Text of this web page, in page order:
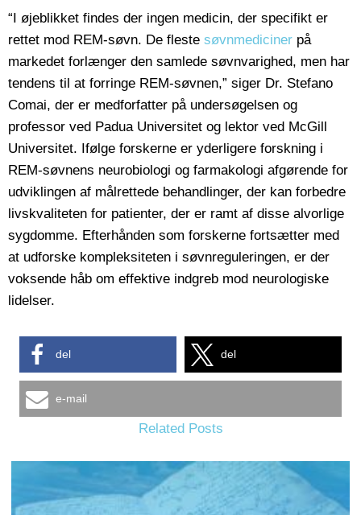
“I øjeblikket findes der ingen medicin, der specifikt er
rettet mod REM-søvn. De fleste søvnmediciner på
markedet forlænger den samlede søvnvarighed, men har
tendens til at forringe REM-søvnen,” siger Dr. Stefano
Comai, der er medforfatter på undersøgelsen og
professor ved Padua Universitet og lektor ved McGill
Universitet. Ifølge forskerne er yderligere forskning i
REM-søvnens neurobiologi og farmakologi afgørende for
udviklingen af målrettede behandlinger, der kan forbedre
livskvaliteten for patienter, der er ramt af disse alvorlige
sygdomme. Efterhånden som forskerne fortsætter med
at udforske kompleksiteten i søvnreguleringen, er der
voksende håb om effektive indgreb mod neurologiske
lidelser.
del del
e-mail
Related Posts